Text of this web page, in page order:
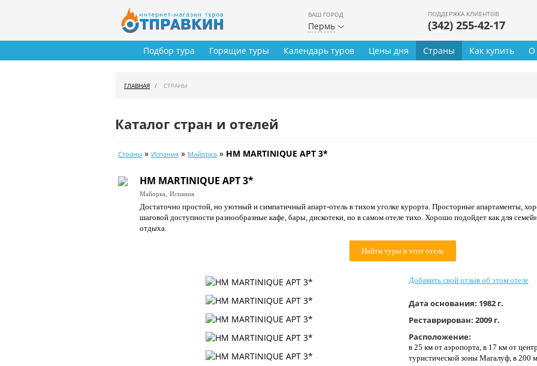
ВАШ ГОРОД
Пермь
ПОДДЕРЖКА КЛИЕНТОВ
(342) 255-42-17
Подбор тура Горящие туры Календарь туров Цены дня Страны Как купить О
ГЛАВНАЯ СТРАНЫ
Каталог стран и отелей
Страны » Испания » Майорка » HM MARTINIQUE APT 3*
HM MARTINIQUE APT 3*
Майорка, Испания
Достаточно простой, но уютный и симпатичный апарт-отель в тихом уголке курорта. Просторные апартаменты,
шаговой доступности разнообразные кафе, бары, дискотеки, но в самом отеле тихо. Хорошо подойдет как для
отдыха.
Найти туры в этот отель
Добавить свой отзыв об этом отеле
Дата основания: 1982 г.
Реставрирован: 2009 г.
Расположение:
в 25 км от аэропорта, в 17 км от
туристической зоны Магалуф, в 200